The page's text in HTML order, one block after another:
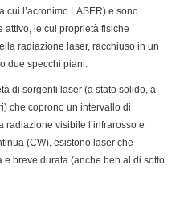
cui l’acronimo LASER) e sono
attivo, le cui proprietà fisiche
radiazione laser, racchiuso in un
due specchi piani.
di sorgenti laser (a stato solido, a
che coprono un intervallo di
radiazione visibile l’infrarosso e
(CW), esistono laser che
breve durata (anche ben al di sotto